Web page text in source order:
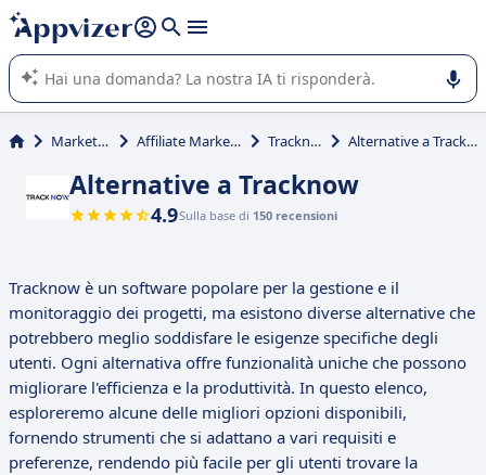
righe con
shift + enter
L'IA di Appvizer vi guida nell'utilizzo o nella scelta di un
software SaaS per la vostra azienda.
Marketing Affiliate Marketing Tracknow Alternative a Tracknow
Alternative a Tracknow
4.9Sulla base di 150 recensioni
Tracknow è un software popolare per la gestione e il
monitoraggio dei progetti, ma esistono diverse alternative che
potrebbero meglio soddisfare le esigenze specifiche degli
utenti. Ogni alternativa offre funzionalità uniche che possono
migliorare l'efficienza e la produttività. In questo elenco,
esploreremo alcune delle migliori opzioni disponibili,
fornendo strumenti che si adattano a vari requisiti e
preferenze, rendendo più facile per gli utenti trovare la